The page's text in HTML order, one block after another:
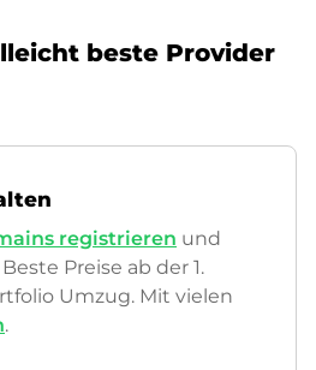
beste Provider
registrieren und
Preise ab der 1.
Umzug. Mit vielen
.